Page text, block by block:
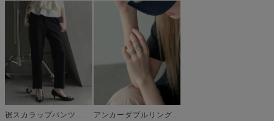
裾スカラップパンツ メール便 アンカーダブルリング メール便